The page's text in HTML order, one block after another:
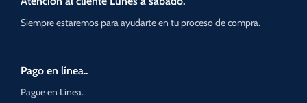
Siempre estaremos para ayudarte en tu proceso de compra.
Pago en línea..
Pague en Linea.